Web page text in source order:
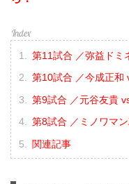
第11試合 ／弥益ドミ
第10試合 ／今成正和
第9試合 ／元谷友貴
第8試合 ／ミノワマ
関連記事